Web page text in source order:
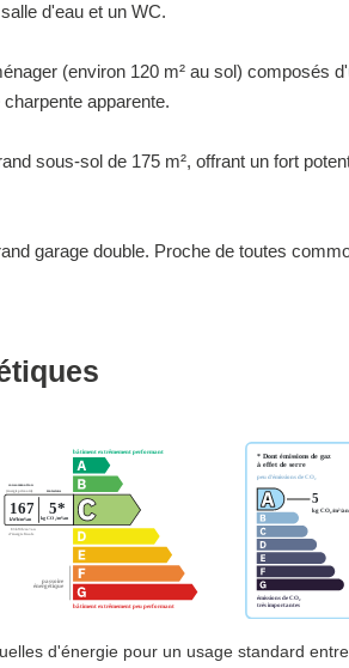
d'eau et un WC.
(environ 120 m² au sol) composés
apparente.
sous-sol de 175 m², offrant un fort
garage double. Proche de toutes
d'énergie pour un usage standard